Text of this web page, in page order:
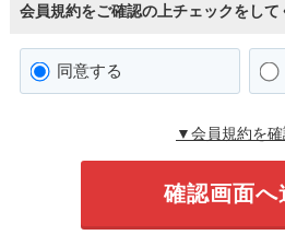
会員規約をご確認の上チェックをして
同意する
▼会員規約を